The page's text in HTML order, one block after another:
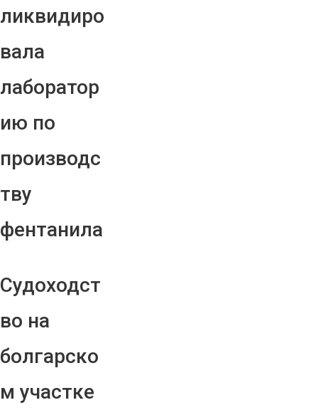
ликвидиро
вала
лаборатор
ию по
производс
тву
фентанила
Судоходст
во на
болгарско
м участке